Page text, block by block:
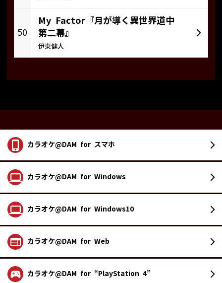
50
My Factor『月が導く異世界道中
第二幕』
伊東健人
カラオケ@DAM for スマホ
カラオケ@DAM for Windows
カラオケ@DAM for Windows10
カラオケ@DAM for Web
カラオケ@DAM for “PlayStation 4”